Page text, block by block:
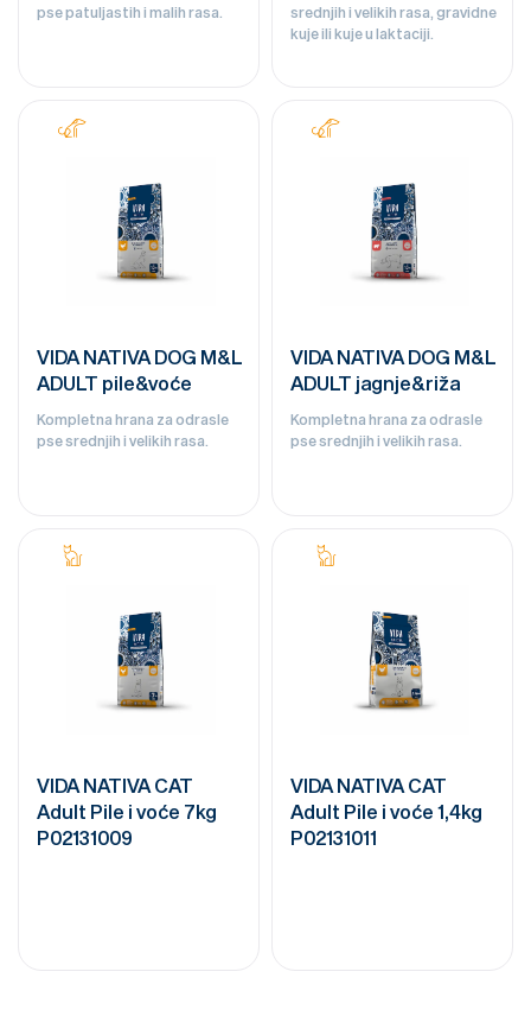
pse patuljastih i malih rasa.
srednjih i velikih rasa, gravidne
kuje ili kuje u laktaciji.
VIDA NATIVA DOG M&L
ADULT pile&voće
Kompletna hrana za odrasle
pse srednjih i velikih rasa.
VIDA NATIVA DOG M&L
ADULT jagnje&riža
Kompletna hrana za odrasle
pse srednjih i velikih rasa.
VIDA NATIVA CAT
Adult Pile i voće 7kg
P02131009
VIDA NATIVA CAT
Adult Pile i voće 1,4kg
P02131011